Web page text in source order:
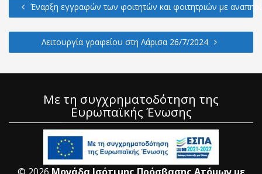
Έναρξη εγγραφών των φοιτητών και φοιτητριών με
Λειτουργία γραφείου στη Λάρισα 26/7/2024
Με τη συγχρηματοδότηση της
Ευρωπαϊκής Ένωσης